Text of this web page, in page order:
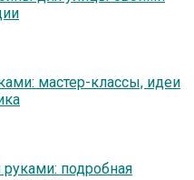
мастер-классы, идеи
подробная